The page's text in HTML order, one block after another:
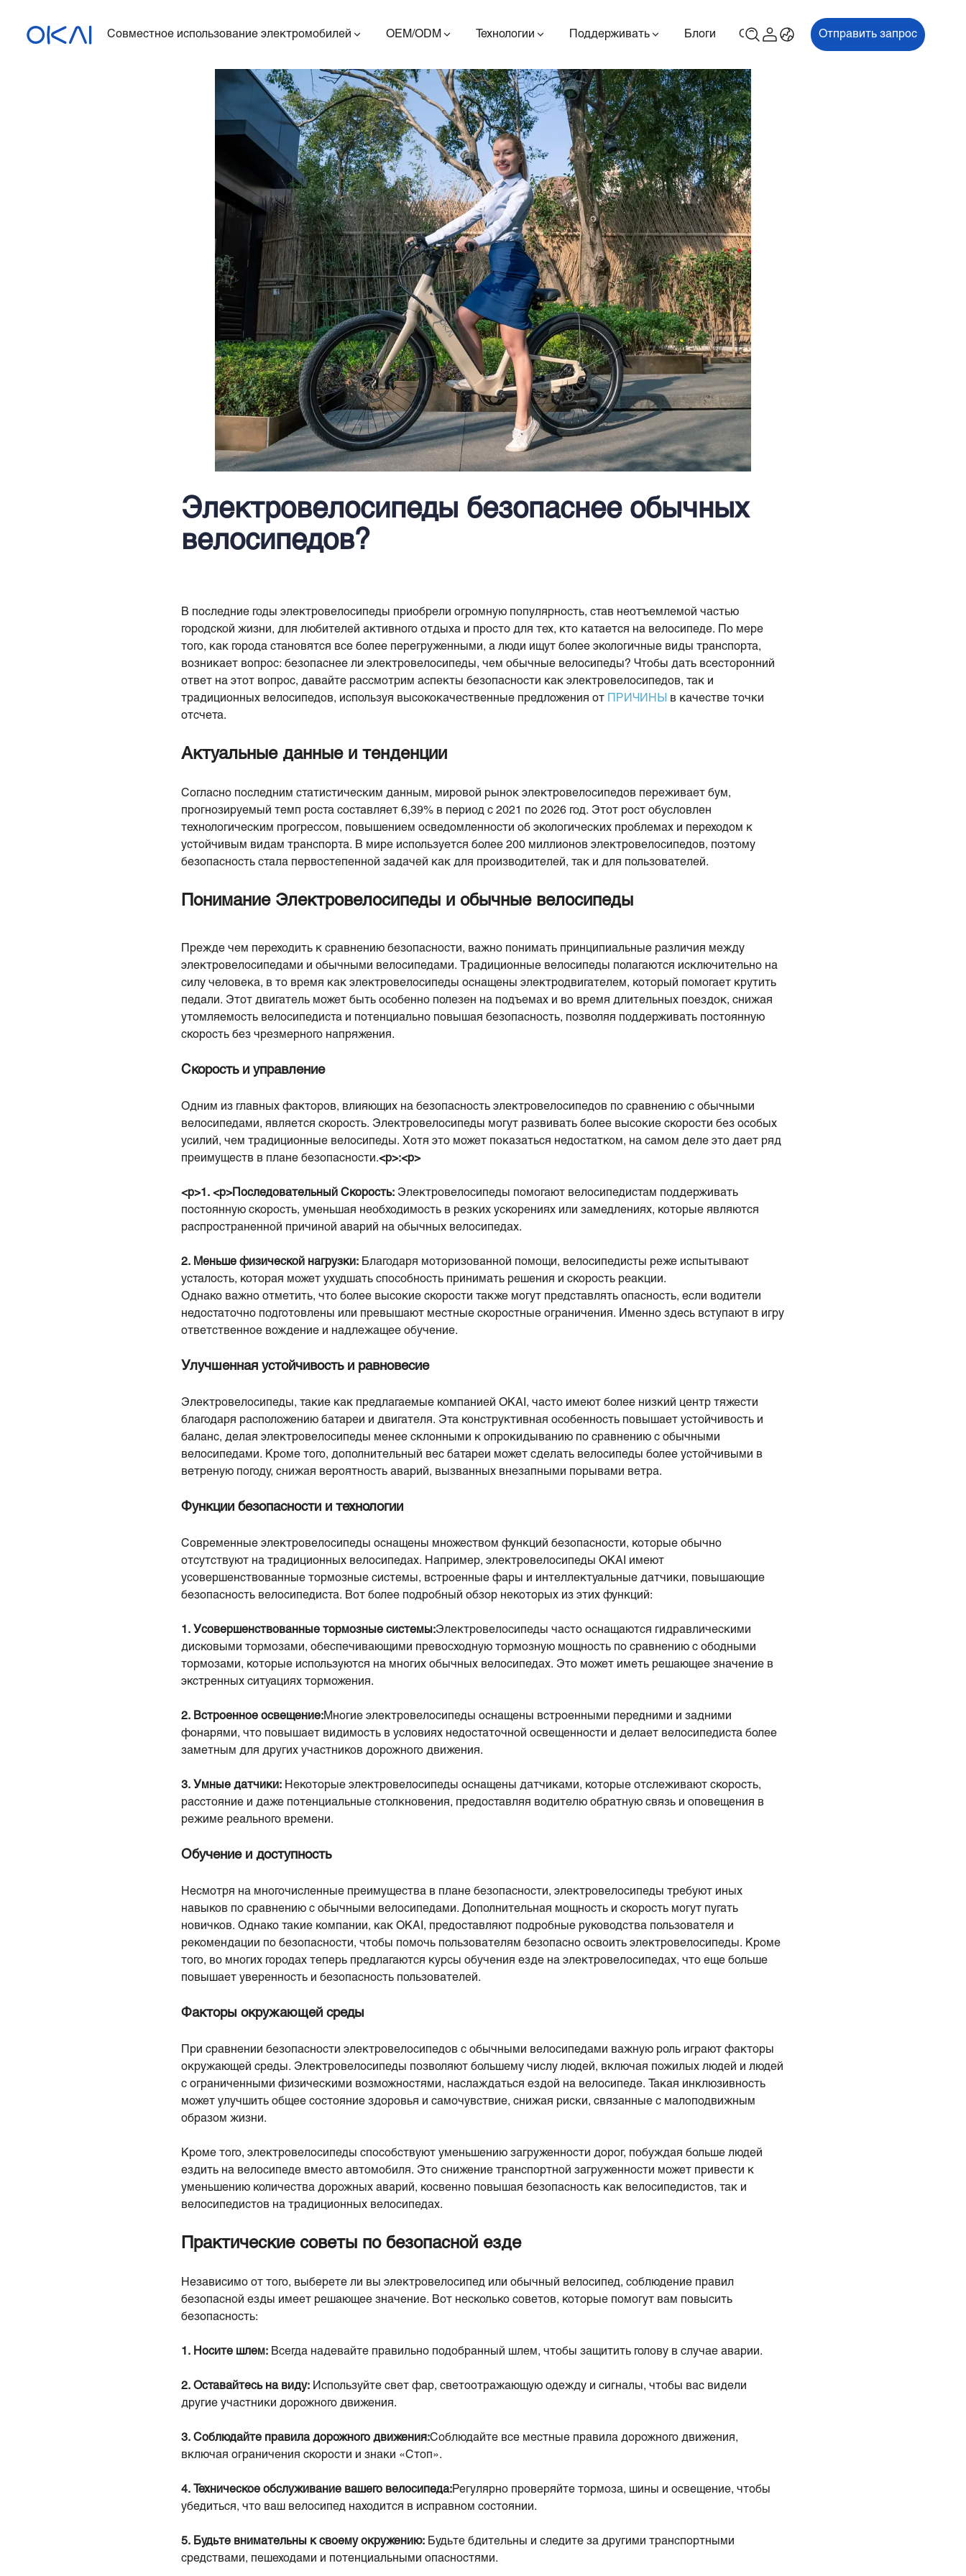
Совместное использование электромобилей OEM/ODM Технологии Поддерживать Блоги О Связаться с нами
ES400A ES400AV2 ES410 ES600P ES700
Отправить запрос
Электровелосипеды безопаснее обычных
велосипедов?
В последние годы электровелосипеды приобрели огромную популярность, став неотъемлемой частью
городской жизни, для любителей активного отдыха и просто для тех, кто катается на велосипеде. По мере
того, как города становятся все более перегруженными, а люди ищут более экологичные виды транспорта,
возникает вопрос: безопаснее ли электровелосипеды, чем обычные велосипеды? Чтобы дать всесторонний
ответ на этот вопрос, давайте рассмотрим аспекты безопасности как электровелосипедов, так и
традиционных велосипедов, используя высококачественные предложения от
ПРИЧИНЫ
в качестве точки
отсчета.
Актуальные данные и тенденции
Согласно последним статистическим данным, мировой рынок электровелосипедов переживает бум,
прогнозируемый темп роста составляет 6,39% в период с 2021 по 2026 год. Этот рост обусловлен
технологическим прогрессом, повышением осведомленности об экологических проблемах и переходом к
устойчивым видам транспорта. В мире используется более 200 миллионов электровелосипедов, поэтому
безопасность стала первостепенной задачей как для производителей, так и для пользователей.
Понимание Электровелосипеды и обычные велосипеды
Прежде чем переходить к сравнению безопасности, важно понимать принципиальные различия между
электровелосипедами и обычными велосипедами. Традиционные велосипеды полагаются исключительно на
силу человека, в то время как электровелосипеды оснащены электродвигателем, который помогает крутить
педали. Этот двигатель может быть особенно полезен на подъемах и во время длительных поездок, снижая
утомляемость велосипедиста и потенциально повышая безопасность, позволяя поддерживать постоянную
скорость без чрезмерного напряжения.
Скорость и управление
Одним из главных факторов, влияющих на безопасность электровелосипедов по сравнению с обычными
велосипедами, является скорость. Электровелосипеды могут развивать более высокие скорости без особых
усилий, чем традиционные велосипеды. Хотя это может показаться недостатком, на самом деле это дает ряд
преимуществ в плане безопасности.<р>:<р>
<р>1. <р>Последовательный Скорость: Электровелосипеды помогают велосипедистам поддерживать
постоянную скорость, уменьшая необходимость в резких ускорениях или замедлениях, которые являются
распространенной причиной аварий на обычных велосипедах.
2. Меньше физической нагрузки: Благодаря моторизованной помощи, велосипедисты реже испытывают
усталость, которая может ухудшать способность принимать решения и скорость реакции.
Однако важно отметить, что более высокие скорости также могут представлять опасность, если водители
недостаточно подготовлены или превышают местные скоростные ограничения. Именно здесь вступают в игру
ответственное вождение и надлежащее обучение.
Улучшенная устойчивость и равновесие
Электровелосипеды, такие как предлагаемые компанией OKAI, часто имеют более низкий центр тяжести
благодаря расположению батареи и двигателя. Эта конструктивная особенность повышает устойчивость и
баланс, делая электровелосипеды менее склонными к опрокидыванию по сравнению с обычными
велосипедами. Кроме того, дополнительный вес батареи может сделать велосипеды более устойчивыми в
ветреную погоду, снижая вероятность аварий, вызванных внезапными порывами ветра.
Функции безопасности и технологии
Современные электровелосипеды оснащены множеством функций безопасности, которые обычно
отсутствуют на традиционных велосипедах. Например, электровелосипеды OKAI имеют
усовершенствованные тормозные системы, встроенные фары и интеллектуальные датчики, повышающие
безопасность велосипедиста. Вот более подробный обзор некоторых из этих функций:
1. Усовершенствованные тормозные системы:Электровелосипеды часто оснащаются гидравлическими
дисковыми тормозами, обеспечивающими превосходную тормозную мощность по сравнению с ободными
тормозами, которые используются на многих обычных велосипедах. Это может иметь решающее значение в
экстренных ситуациях торможения.
2. Встроенное освещение: Многие электровелосипеды оснащены встроенными передними и задними
фонарями, что повышает видимость в условиях недостаточной освещенности и делает велосипедиста более
заметным для других участников дорожного движения.
3. Умные датчики: Некоторые электровелосипеды оснащены датчиками, которые отслеживают скорость,
расстояние и даже потенциальные столкновения, предоставляя водителю обратную связь и оповещения в
режиме реального времени.
Обучение и доступность
Несмотря на многочисленные преимущества в плане безопасности, электровелосипеды требуют иных
навыков по сравнению с обычными велосипедами. Дополнительная мощность и скорость могут пугать
новичков. Однако такие компании, как OKAI, предоставляют подробные руководства пользователя и
рекомендации по безопасности, чтобы помочь пользователям безопасно освоить электровелосипеды. Кроме
того, во многих городах теперь предлагаются курсы обучения езде на электровелосипедах, что еще больше
повышает уверенность и безопасность пользователей.
Факторы окружающей среды
При сравнении безопасности электровелосипедов с обычными велосипедами важную роль играют факторы
окружающей среды. Электровелосипеды позволяют большему числу людей, включая пожилых людей и людей
с ограниченными физическими возможностями, наслаждаться ездой на велосипеде. Такая инклюзивность
может улучшить общее состояние здоровья и самочувствие, снижая риски, связанные с малоподвижным
образом жизни.
Кроме того, электровелосипеды способствуют уменьшению загруженности дорог, побуждая больше людей
ездить на велосипеде вместо автомобиля. Это снижение транспортной загруженности может привести к
уменьшению количества дорожных аварий, косвенно повышая безопасность как велосипедистов, так и
велосипедистов на традиционных велосипедах.
Практические советы по безопасной езде
Независимо от того, выберете ли вы электровелосипед или обычный велосипед, соблюдение правил
безопасной езды имеет решающее значение. Вот несколько советов, которые помогут вам повысить
безопасность:
1. Носите шлем: Всегда надевайте правильно подобранный шлем, чтобы защитить голову в случае аварии.
2. Оставайтесь на виду: Используйте свет фар, светоотражающую одежду и сигналы, чтобы вас видели
другие участники дорожного движения.
3. Соблюдайте правила дорожного движения:Соблюдайте все местные правила дорожного движения,
включая ограничения скорости и знаки «Стоп».
4. Техническое обслуживание вашего велосипеда:Регулярно проверяйте тормоза, шины и освещение, чтобы
убедиться, что ваш велосипед находится в исправном состоянии.
5. Будьте внимательны к своему окружению: Будьте бдительны и следите за другими транспортными
средствами, пешеходами и потенциальными опасностями.